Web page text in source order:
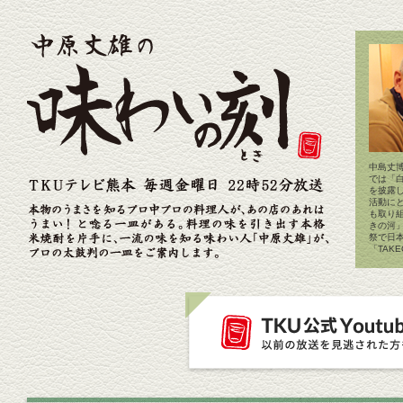
中島丈
では「
を披露
活動に
も取り
きの河
祭で日
「